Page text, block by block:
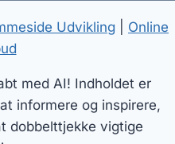
Udvikling
Online
med AI! Indholdet er
informere og inspirere,
dobbelttjekke vigtige